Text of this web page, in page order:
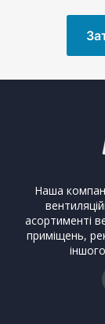
Наша
асортименті
приміщень,